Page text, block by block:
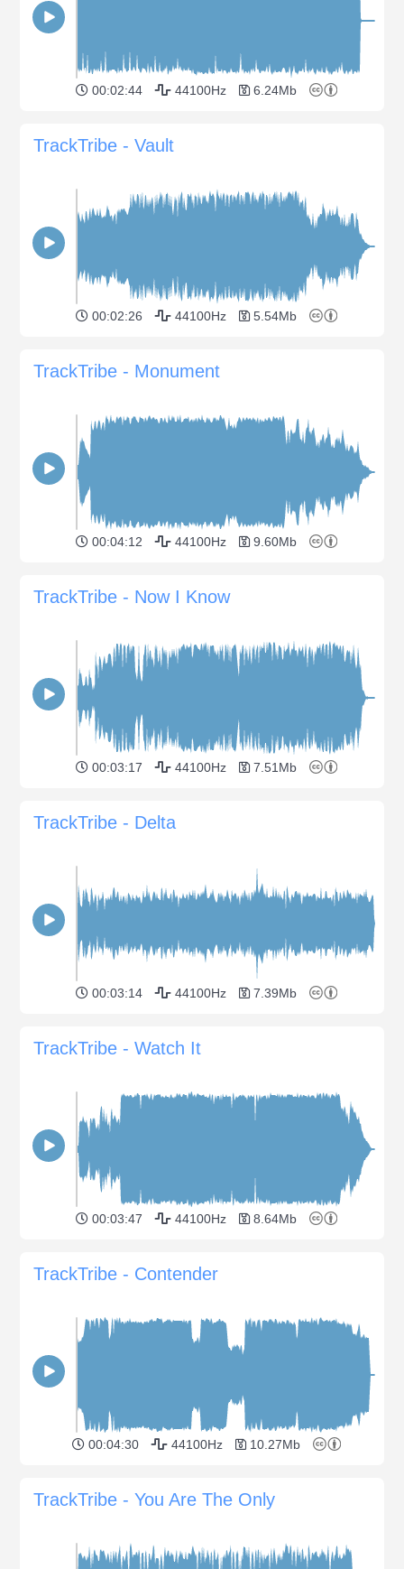
00:02:44 44100Hz 6.24Mb
TrackTribe - Vault
00:02:26 44100Hz 5.54Mb
TrackTribe - Monument
00:04:12 44100Hz 9.60Mb
TrackTribe - Now I Know
00:03:17 44100Hz 7.51Mb
TrackTribe - Delta
00:03:14 44100Hz 7.39Mb
TrackTribe - Watch It
00:03:47 44100Hz 8.64Mb
TrackTribe - Contender
00:04:30 44100Hz 10.27Mb
TrackTribe - You Are The Only